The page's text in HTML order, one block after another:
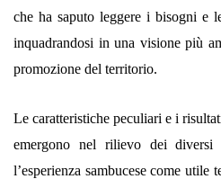
che ha saputo leggere i bisogni e
inquadrandosi in una visione più
promozione del territorio.
Le caratteristiche peculiari e i
emergono nel rilievo dei diversi
l’esperienza sambucese come